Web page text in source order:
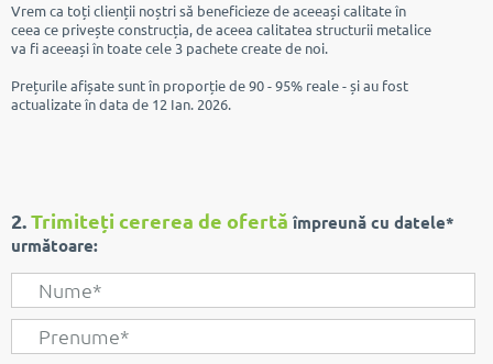
Vrem ca toți clienții noștri să beneficieze de aceeași calitate în
ceea ce privește construcția, de aceea calitatea structurii metalice
va fi aceeași în toate cele 3 pachete create de noi.
Prețurile afișate sunt în proporție de 90 - 95% reale - și au fost
actualizate în data de 12 Ian. 2026.
2.Trimiteți cererea de ofertă împreună cu datele*
următoare: